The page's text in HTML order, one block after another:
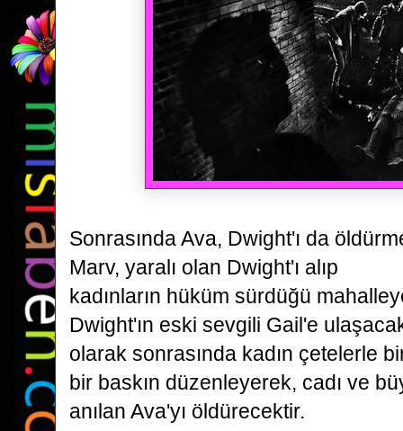
Sonrasında Ava, Dwight'ı da
Marv, yaralı olan Dwight'ı alıp
kadınların hüküm sürdüğü
Dwight'ın eski sevgili Gail'e
olarak sonrasında kadın çetelerle
bir baskın düzenleyerek, cadı ve
anılan Ava'yı öldürecektir.